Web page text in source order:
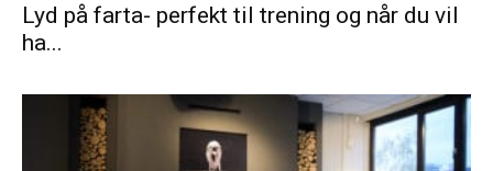
Lyd på farta- perfekt til trening og når du vil
ha...